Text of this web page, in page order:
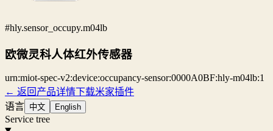
#hly.sensor_occupy.m04lb
欧微灵科人体红外传感器
urn:miot-spec-v2:device:occupancy-sensor:0000A0BF:hly-m04lb:1
← 返回产品详情下载米家插件
语言 中文 English
Service tree